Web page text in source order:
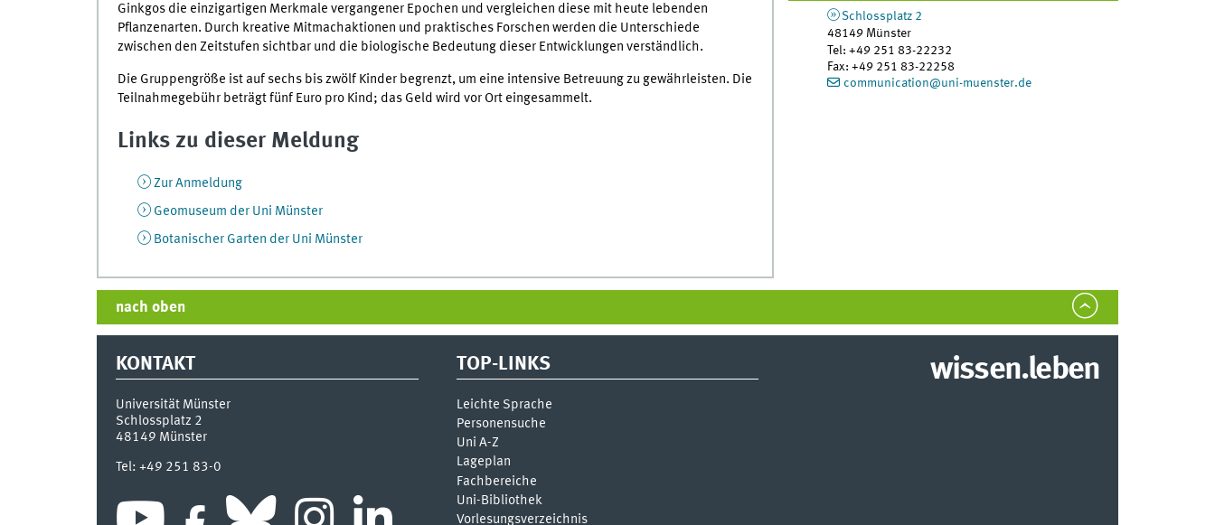
Ginkgos die einzigartigen Merkmale vergangener Epochen und vergleichen diese mit heute lebenden
Pflanzenarten. Durch kreative Mitmachaktionen und praktisches Forschen werden die Unterschiede
zwischen den Zeitstufen sichtbar und die biologische Bedeutung dieser Entwicklungen verständlich.
Die Gruppengröße ist auf sechs bis zwölf Kinder begrenzt, um eine intensive Betreuung zu gewährleisten. Die
Teilnahmegebühr beträgt fünf Euro pro Kind; das Geld wird vor Ort eingesammelt.
Links zu dieser Meldung
Zur Anmeldung
Geomuseum der Uni Münster
Botanischer Garten der Uni Münster
Schlossplatz 2
48149 Münster
Tel:+49 251 83-22232
Fax:+49 251 83-22258
communication@uni-muenster.de
nach oben
KONTAKT
Universität Münster
Schlossplatz 2
48149 Münster
Tel: +49 251 83-0
TOP-LINKS
Leichte Sprache
Personensuche
Uni A-Z
Lageplan
Fachbereiche
Uni-Bi­bli­o­thek
Vor­le­sungs­ver­zeich­nis
wissen.leben